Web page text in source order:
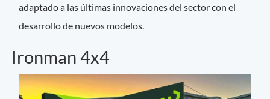
adaptado a las últimas innovaciones del sector con el
desarrollo de nuevos modelos.
Ironman 4x4